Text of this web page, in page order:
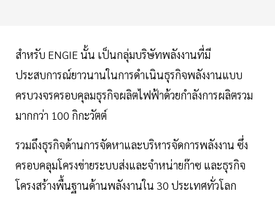
สำหรับ ENGIE นั้น เป็นกลุ่มบริษัทพลังงานที่มี
ประสบการณ์ยาวนานในการดำเนินธุรกิจพลังงานแบบ
ครบวงจรครอบคุลมธุรกิจผลิตไฟฟ้าด้วยกำลังการผลิตรวม
มากกว่า 100 กิกะวัตต์
รวมถึงธุรกิจด้านการจัดหาและบริหารจัดการพลังงาน ซึ่ง
ครอบคลุมโครงข่ายระบบส่งและจำหน่ายก๊าซ และธุรกิจ
โครงสร้างพื้นฐานด้านพลังงานใน 30 ประเทศทั่วโลก